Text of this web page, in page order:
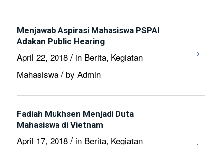
Menjawab Aspirasi Mahasiswa PSPAI
Adakan Public Hearing
April 22, 2018 / in Berita, Kegiatan
Mahasiswa / by Admin
Fadiah Mukhsen Menjadi Duta
Mahasiswa di Vietnam
April 17, 2018 / in Berita, Kegiatan